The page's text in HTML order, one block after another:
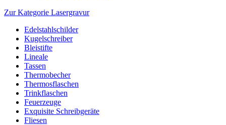
Zur Kategorie Lasergravur
Edelstahlschilder
Kugelschreiber
Bleistifte
Lineale
Tassen
Thermobecher
Thermosflaschen
Trinkflaschen
Feuerzeuge
Exquisite Schreibgeräte
Fliesen